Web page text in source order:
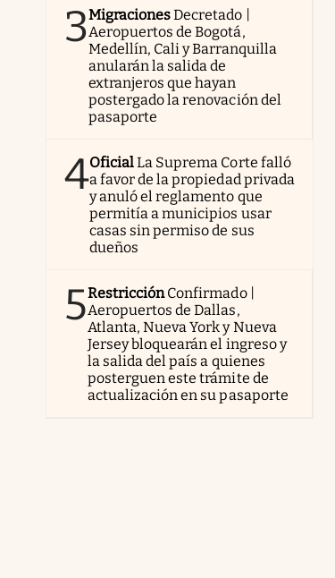
3MigracionesDecretado |
Aeropuertos de Bogotá,
Medellín, Cali y Barranquilla
anularán la salida de
extranjeros que hayan
postergado la renovación del
pasaporte
4OficialLa Suprema Corte falló
a favor de la propiedad privada
y anuló el reglamento que
permitía a municipios usar
casas sin permiso de sus
dueños
5RestricciónConfirmado |
Aeropuertos de Dallas,
Atlanta, Nueva York y Nueva
Jersey bloquearán el ingreso y
la salida del país a quienes
posterguen este trámite de
actualización en su pasaporte